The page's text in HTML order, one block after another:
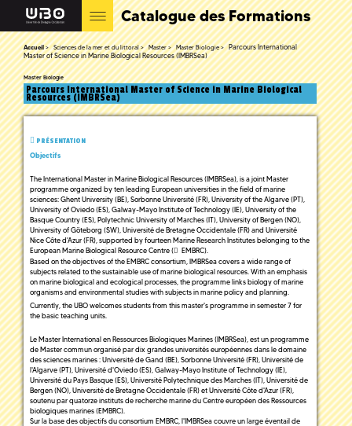
Catalogue des Formations
Accueil Sciences de la mer et du littoral Master Master Biologie
Parcours International
Master of Science in Marine Biological Resources (IMBRSea)
Master Biologie
Parcours International Master of Science in Marine Biological
Resources (IMBRSea)
PRÉSENTATION
Objectifs
The International Master in Marine Biological Resources (IMBRSea), is a joint Master
programme organized by ten leading European universities in the field of marine
sciences: Ghent University (BE), Sorbonne Université (FR), University of the Algarve (PT),
University of Oviedo (ES), Galway-Mayo Institute of Technology (IE), University of the
Basque Country (ES), Polytechnic University of Marches (IT), University of Bergen (NO),
University of Göteborg (SW), Université de Bretagne Occidentale (FR) and Université
Nice Côte d'Azur (FR), supported by fourteen Marine Research Institutes belonging to the
European Marine Biological Resource Centre (
EMBRC).
Based on the objectives of the EMBRC consortium, IMBRSea covers a wide range of
subjects related to the sustainable use of marine biological resources. With an emphasis
on marine biological and ecological processes, the programme links biology of marine
organisms and environmental studies with subjects in marine policy and planning.
Currently, the UBO welcomes students from this master's programme in semester 7 for
the basic teaching units.
Le Master International en Ressources Biologiques Marines (IMBRSea), est un programme
de Master commun organisé par dix grandes universités européennes dans le domaine
des sciences marines : Université de Gand (BE), Sorbonne Université (FR), Université de
l'Algarve (PT), Université d'Oviedo (ES), Galway-Mayo Institute of Technology (IE),
Université du Pays Basque (ES), Université Polytechnique des Marches (IT), Université de
Bergen (NO), Université de Bretagne Occidentale (FR) et Université Côte d'Azur (FR),
soutenu par quatorze instituts de recherche marine du Centre européen des Ressources
biologiques marines (EMBRC).
Sur la base des objectifs du consortium EMBRC, l'IMBRSea couvre un large éventail de